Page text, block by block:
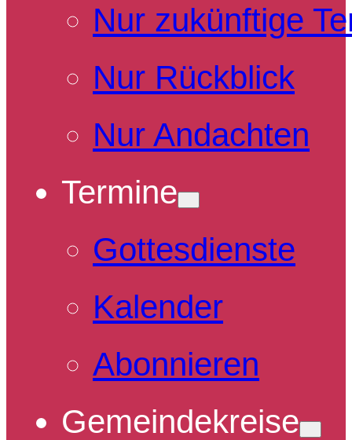
Nur zukünftige
Nur Rückblick
Nur Andachten
Termine
Gottesdienste
Kalender
Abonnieren
Gemeindekreise